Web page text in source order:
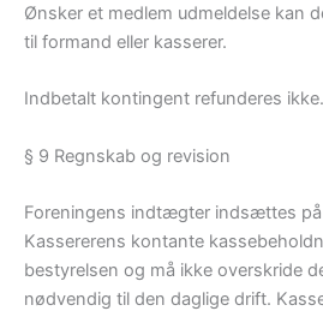
Ønsker et medlem udmeldelse kan
til formand eller kasserer.
Indbetalt kontingent refunderes ikke.
§ 9 Regnskab og revision
Foreningens indtægter indsættes
Kassererens kontante
bestyrelsen og må ikke overskride
nødvendig til den daglige drift.